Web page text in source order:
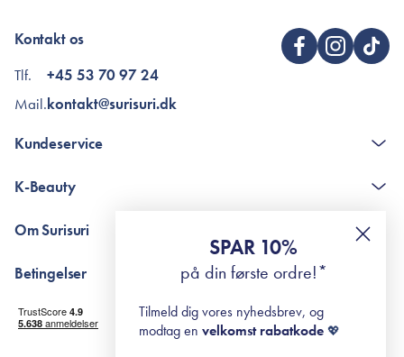
Kontakt os
Tlf.
Mail.
+45 53 70 97 24
kontakt@surisuri.dk
Kundeservice
The K-Beauty Box - spørgsmål og svar
RE-ZIP
K-Beauty
Retinol for begyndere
surisuri's mini guide til rosacea
Om Surisuri
Black Friday
Betingelser
Levering og returnering
Handelsbetingelser
Abonnementsbetingelser
SPAR 10%
på din første ordre!*
Tilmeld dig vores nyhedsbrev, og
modtag en velkomst rabatkode 💖